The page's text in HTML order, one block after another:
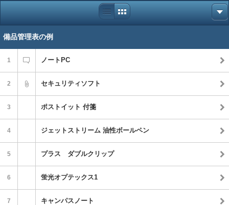
備品管理表の例
1 ノートPC
2 セキュリティソフト
3 ポストイット 付箋
4 ジェットストリーム 油性ボールペン
5 プラス ダブルクリップ
6 蛍光オプテックス1
7 キャンパスノート